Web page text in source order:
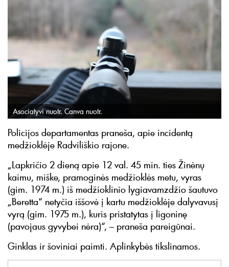
Asociatyvi nuotr. Canva nuotr.
Policijos departamentas praneša, apie incidentą
medžioklėje Radviliškio rajone.
„Lapkričio 2 dieną apie 12 val. 45 min. ties Žinėnų
kaimu, miške, pramoginės medžioklės metu, vyras
(gim. 1974 m.) iš medžioklinio lygiavamzdžio šautuvo
„Beretta“ netyčia iššovė į kartu medžioklėje dalyvavusį
vyrą (gim. 1975 m.), kuris pristatytas į ligoninę
(pavojaus gyvybei nėra)“, – praneša pareigūnai.
Ginklas ir šoviniai paimti. Aplinkybės tikslinamos.